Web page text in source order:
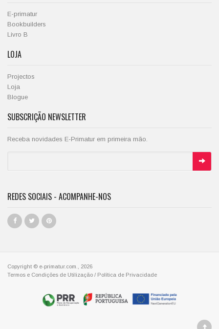
E-primatur
Bookbuilders
Livro B
LOJA
Projectos
Loja
Blogue
SUBSCRIÇÃO NEWSLETTER
Receba novidades E-Primatur em primeira mão.
REDES SOCIAIS - ACOMPANHE-NOS
Copyright © e-primatur.com., 2026
Termos e Condições de Utilização / Política de Privacidade